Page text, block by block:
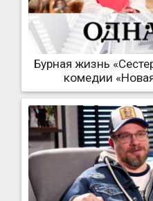
Бурная жизнь
комедии